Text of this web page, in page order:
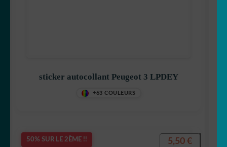
sticker autocollant Peugeot 3 LPDEY
+63 COULEURS
50% SUR LE 2ÈME !! 5,50 €